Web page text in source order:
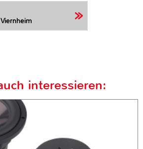
interessieren: